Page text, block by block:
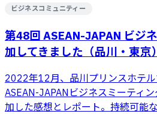
ビジネスコミュニティー
第48回 ASEAN-JAPAN ビジ
加してきました（品川・東京）
2022年12月、品川プリンスホテ
ASEAN-JAPANビジネスミーティ
加した感想とレポート。持続可能